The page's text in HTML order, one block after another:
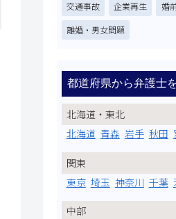
交通事故 企業再生 婚
離婚・男女問題
都道府県から弁護士
北海道・東北
北海道 青森 岩手 秋田
関東
東京 埼玉 神奈川 千葉
中部